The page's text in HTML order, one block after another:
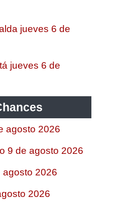
jueves 6 de
jueves 6 de
agosto 2026
9 de agosto 2026
agosto 2026
2026